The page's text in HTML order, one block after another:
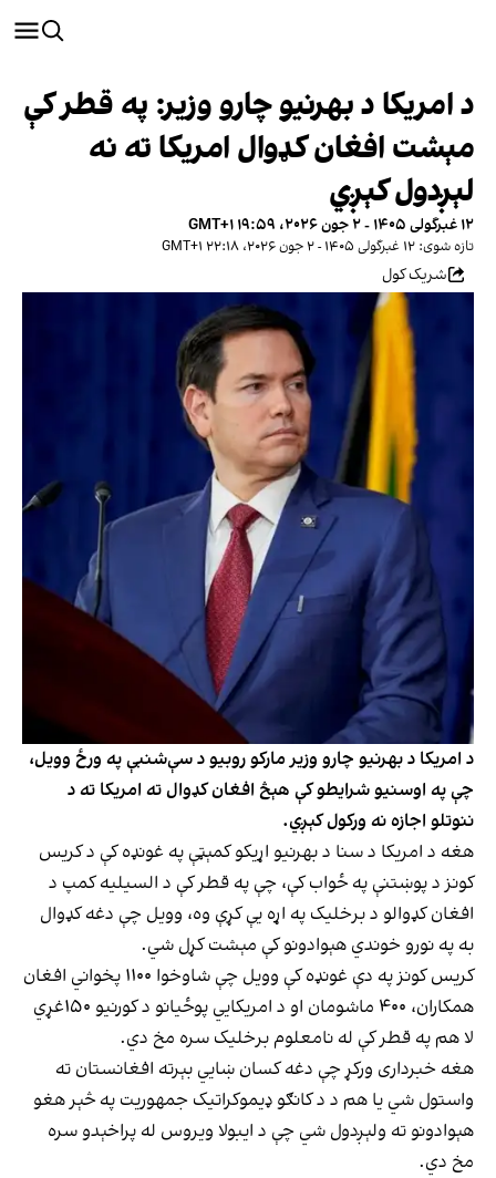
د امریکا د بهرنیو چارو وزیر: په قطر کې
مېشت افغان کډوال امریکا ته نه
لېږدول کېږي
۱۲ غبرگولی ۱۴۰۵ - ۲ جون ۲۰۲۶، ۱۹:۵۹ GMT+۱
تازه شوی: ۱۲ غبرگولی ۱۴۰۵ - ۲ جون ۲۰۲۶، ۲۲:۱۸ GMT+۱
شریک کول
د امریکا د بهرنیو چارو وزیر مارکو روبیو د سې‌شنبې په ورځ وویل،
چې په اوسنیو شرایطو کې هېڅ افغان کډوال ته امریکا ته د
ننوتلو اجازه نه ورکول کېږي.
هغه د امریکا د سنا د بهرنیو اړیکو کمېټې په غونډه کې د کریس
کونز د پوښتنې په ځواب کې، چې په قطر کې د السیلیه کمپ د
افغان کډوالو د برخلیک په اړه یې کړې وه، وویل چې دغه کډوال
به په نورو خوندي هېوادونو کې مېشت کړل شي.
کریس کونز په دې غونډه کې وویل چې شاوخوا ۱۱۰۰ پخواني افغان
همکاران، ۴۰۰ ماشومان او د امریکايي پوځیانو د کورنیو ۱۵۰غړي
لا هم په قطر کې له نامعلوم برخلیک سره مخ دي.
هغه خبرداری ورکړ چې دغه کسان ښايي بېرته افغانستان ته
واستول شي یا هم د د کانګو ډیموکراتیک جمهوریت په څېر هغو
هېوادونو ته ولېږدول شي چې د ایبولا ویروس له پراخېدو سره
مخ دي.